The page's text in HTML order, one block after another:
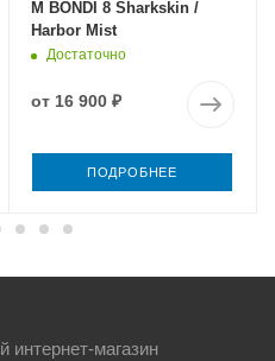
M BONDI 8 Sharkskin /
Harbor Mist
Достаточно
от 16 900 ₽
ПОДРОБНЕЕ
интернет-магазин